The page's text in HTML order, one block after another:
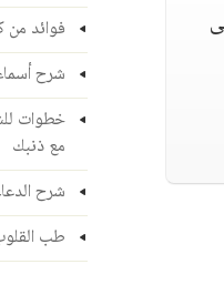
فوائد من
شرح
خطوات
مع ذنبك
شرح
طب